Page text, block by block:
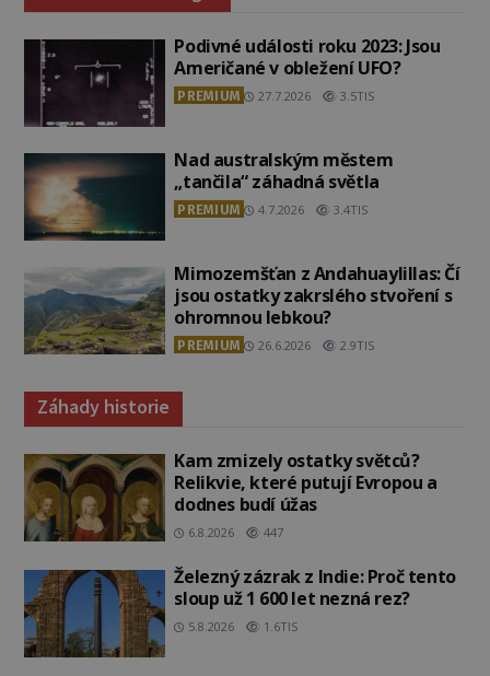
Podivné události roku 2023: Jsou
Američané v obležení UFO?
PREMIUM 27.7.2026 3.5TIS
Nad australským městem
„tančila“ záhadná světla
PREMIUM 4.7.2026 3.4TIS
Mimozemšťan z Andahuaylillas: Čí
jsou ostatky zakrslého stvoření s
ohromnou lebkou?
PREMIUM 26.6.2026 2.9TIS
Záhady historie
Kam zmizely ostatky světců?
Relikvie, které putují Evropou a
dodnes budí úžas
6.8.2026 447
Železný zázrak z Indie: Proč tento
sloup už 1 600 let nezná rez?
5.8.2026 1.6TIS